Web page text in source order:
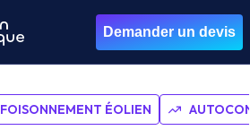
Demander un devis
FOISONNEMENT ÉOLIEN